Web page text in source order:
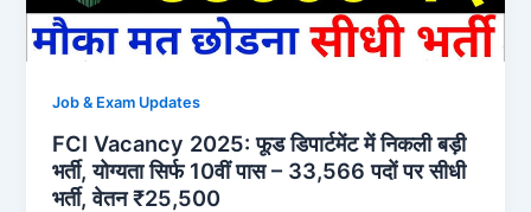
Job & Exam Updates
FCI Vacancy 2025: फूड डिपार्टमेंट में निकली बड़ी
भर्ती, योग्यता सिर्फ 10वीं पास – 33,566 पदों पर सीधी
भर्ती, वेतन ₹25,500